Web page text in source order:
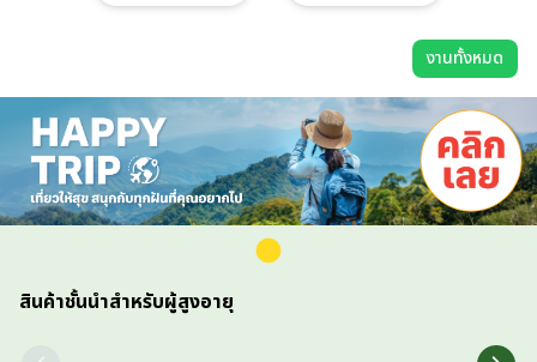
งานทั้งหมด
สินค้าชั้นนำสำหรับผู้สูงอายุ